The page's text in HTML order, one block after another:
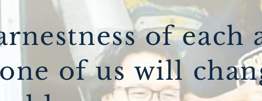
of each
of us will